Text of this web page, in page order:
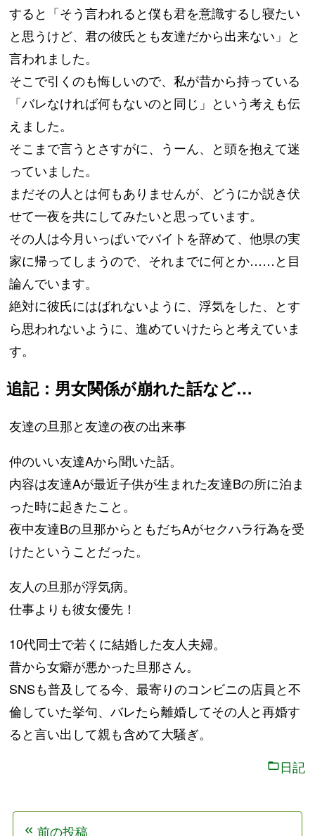
すると「そう言われると僕も君を意識するし寝たい
と思うけど、君の彼氏とも友達だから出来ない」と
言われました。
そこで引くのも悔しいので、私が昔から持っている
「バレなければ何もないのと同じ」という考えも伝
えました。
そこまで言うとさすがに、うーん、と頭を抱えて迷
っていました。
まだその人とは何もありませんが、どうにか説き伏
せて一夜を共にしてみたいと思っています。
その人は今月いっぱいでバイトを辞めて、他県の実
家に帰ってしまうので、それまでに何とか……と目
論んでいます。
絶対に彼氏にはばれないように、浮気をした、とす
ら思われないように、進めていけたらと考えていま
す。
追記：男女関係が崩れた話など…
友達の旦那と友達の夜の出来事
仲のいい友達Aから聞いた話。
内容は友達Aが最近子供が生まれた友達Bの所に泊ま
った時に起きたこと。
夜中友達Bの旦那からともだちAがセクハラ行為を受
けたということだった。
友人の旦那が浮気病。
仕事よりも彼女優先！
10代同士で若くに結婚した友人夫婦。
昔から女癖が悪かった旦那さん。
SNSも普及してる今、最寄りのコンビニの店員と不
倫していた挙句、バレたら離婚してその人と再婚す
ると言い出して親も含めて大騒ぎ。
日記
投
前の投稿